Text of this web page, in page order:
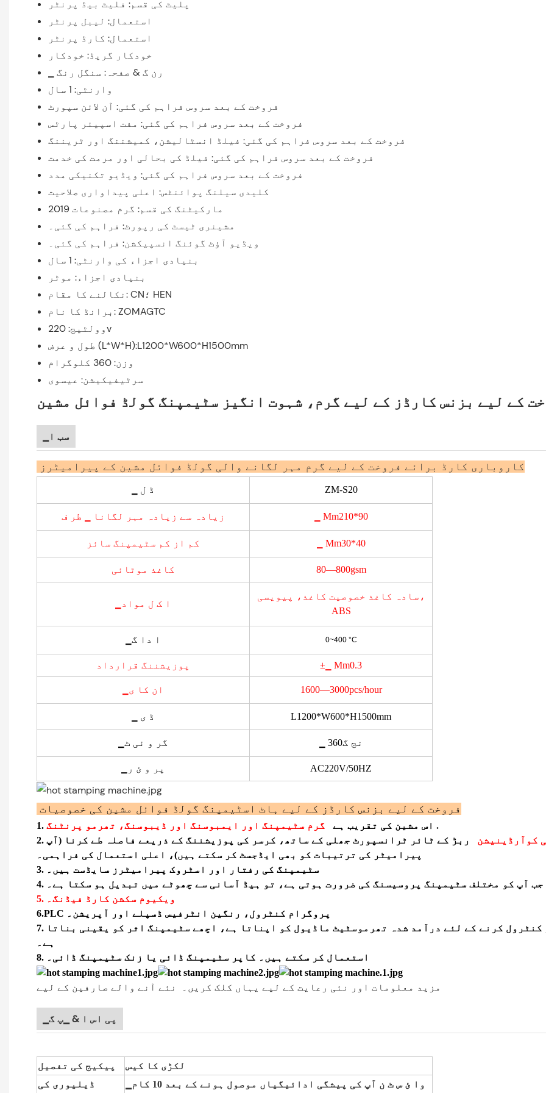
پلیٹ کی قسم: فلیٹ بیڈ پرنٹر
استعمال: لیبل پرنٹر
استعمال: کارڈ پرنٹر
خودکار گریڈ: خودکار
▁ رن گ & صفحہ: سنگل رنگ
وارنٹی: 1 سال
فروخت کے بعد سروس فراہم کی گئی: آن لائن سپورٹ
فروخت کے بعد سروس فراہم کی گئی: مفت اسپیئر پارٹس
فروخت کے بعد سروس فراہم کی گئی: فیلڈ انسٹالیشن، کمیشننگ اور ٹریننگ
فروخت کے بعد سروس فراہم کی گئی: فیلڈ کی بحالی اور مرمت کی خدمت
فروخت کے بعد سروس فراہم کی گئی: ویڈیو تکنیکی مدد
کلیدی سیلنگ پوائنٹس: اعلی پیداواری صلاحیت
مارکیٹنگ کی قسم: گرم مصنوعات 2019
مشینری ٹیسٹ کی رپورٹ: فراہم کی گئی۔
ویڈیو آؤٹ گوئنگ انسپیکشن: فراہم کی گئی۔
بنیادی اجزاء کی وارنٹی: 1 سال
بنیادی اجزاء: موٹر
نکالنے کا مقام: CN؛ HEN
برانڈ کا نام: ZOMAGTC
وولٹیج: 220v
طول و عرض (L*W*H):L1200*W600*H1500mm
وزن: 360 کلوگرام
سرٹیفیکیشن: عیسوی
کے لیے بزنس کارڈز کے لیے گرم، شہوت انگیز سٹیمپنگ گولڈ فوائل مشین
▁سب ا
کاروباری کارڈ برائے فروخت کے لیے گرم مہر لگانے والی گولڈ فوائل مشین کے پیرامیٹرز
▁ ڈ ل ZM-S20
زیادہ سے زیادہ مہر لگانا ▁ طر ف ▁ Mm210*90
کم از کم سٹیمپنگ سائز ▁ Mm30*40
کاغذ موٹائی 80—800gsm
▁ا ک ل مواد
سادہ کاغذ خصوصیت کاغذ، پیویسی،
ABS
▁ا دا گ 0~400 °C
پوزیشننگ قرارداد ±▁ Mm0.3
▁ان کا ی 1600—3000pcs/hour
▁ ڈ ی L1200*W600*H1500mm
▁گر و ئی ٹ ▁ نج گ360
▁پر و ئ ر AC220V/50HZ
فروخت کے لیے بزنس کارڈز کے لیے ہاٹ اسٹیمپنگ گولڈ فوائل مشین کی خصوصیات
1. اس مشین کی تقریب ہے .
کوآرڈینیشن
ربڑ کے ٹائر ٹرانسپورٹ جھلی کے ساتھ، کرسر کی پوزیشننگ کے ذریعے فاصلہ طے کرنا (آپ
پیرامیٹر کی ترتیبات کو بھی ایڈجسٹ کر سکتے ہیں)، اعلی استعمال کی فراہمی۔
3. سٹیمپنگ کی رفتار اور اسٹروک پیرامیٹرز سایڈست ہیں۔
جب آپ کو مختلف سٹیمپنگ پروسیسنگ کی ضرورت ہوتی ہے، تو ہیڈ آسانی سے چھوٹے میں تبدیل ہو سکتا ہے۔
5. ویکیوم سکشن کارڈ فیڈنگ۔
6.PLC پروگرام کنٹرول، رنگین انٹرفیس ڈسپلے اور آپریشن۔
7. سٹیمپنگ ہیڈ کے درجہ حرارت کو انفرادی طور پر کنٹرول کرنے کے لئے درآمد شدہ تھرموسٹیٹ ماڈیول کو اپناتا ہے، اچھے سٹیمپنگ اثر کو یقینی بناتا
ہے۔
8. استعمال کر سکتے ہیں۔ کاپر سٹیمپنگ ڈائی یا زنک سٹیمپنگ ڈائی۔
مزید معلومات اور نئی رعایت کے لیے یہاں کلک کریں۔ نئے آنے والے صارفین کے لیے
▁پی اس ا & ▁پ گ
پیکیج کی تفصیل
لکڑی کا کیس
ڈیلیوری کی